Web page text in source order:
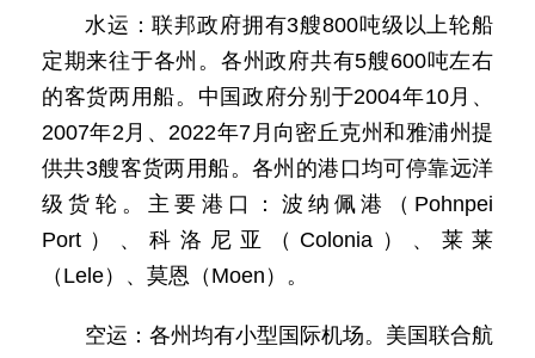
水运：联邦政府拥有3艘800吨级以上轮船
定期来往于各州。各州政府共有5艘600吨左右
的客货两用船。中国政府分别于2004年10月、
2007年2月、2022年7月向密丘克州和雅浦州提
供共3艘客货两用船。各州的港口均可停靠远洋
级货轮。主要港口：波纳佩港（Pohnpei
Port）、科洛尼亚（Colonia）、莱莱
（Lele）、莫恩（Moen）。
空运：各州均有小型国际机场。美国联合航